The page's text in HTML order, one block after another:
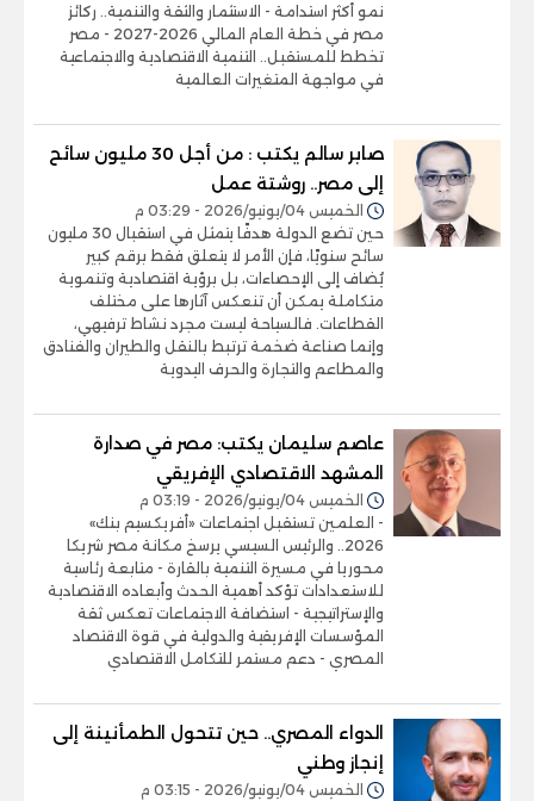
نمو أكثر استدامة - الاستثمار والثقة والتنمية.. ركائز
مصر في خطة العام المالي 2026-2027 - مصر
تخطط للمستقبل.. التنمية الاقتصادية والاجتماعية
في مواجهة المتغيرات العالمية
صابر سالم يكتب : من أجل 30 مليون سائح
إلى مصر.. روشتة عمل
الخميس 04/يونيو/2026 - 03:29 م
حين تضع الدولة هدفًا يتمثل في استقبال 30 مليون
سائح سنويًا، فإن الأمر لا يتعلق فقط برقم كبير
يُضاف إلى الإحصاءات، بل برؤية اقتصادية وتنموية
متكاملة يمكن أن تنعكس آثارها على مختلف
القطاعات. فالسياحة ليست مجرد نشاط ترفيهي،
وإنما صناعة ضخمة ترتبط بالنقل والطيران والفنادق
والمطاعم والتجارة والحرف اليدوية
عاصم سليمان يكتب: مصر في صدارة
المشهد الاقتصادي الإفريقي
الخميس 04/يونيو/2026 - 03:19 م
- العلمين تستقبل اجتماعات «أفريكسيم بنك»
2026.. والرئيس السيسي يرسخ مكانة مصر شريكا
محوريا في مسيرة التنمية بالقارة - متابعة رئاسية
للاستعدادات تؤكد أهمية الحدث وأبعاده الاقتصادية
والإستراتيجية - استضافة الاجتماعات تعكس ثقة
المؤسسات الإفريقية والدولية في قوة الاقتصاد
المصري - دعم مستمر للتكامل الاقتصادي
الدواء المصري.. حين تتحول الطمأنينة إلى
إنجاز وطني
الخميس 04/يونيو/2026 - 03:15 م